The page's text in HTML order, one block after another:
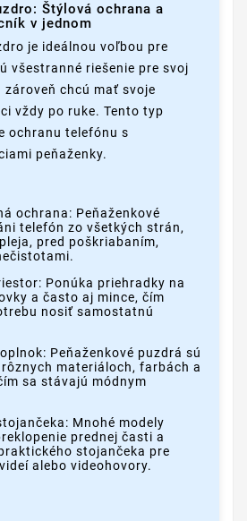
Štýlová ochrana a
v jednom
je ideálnou voľbou pre
všestranné riešenie pre svoj
chcú mať svoje
vždy po ruke. Tento typ
ochranu telefónu s
peňaženky.
ochrana: Peňaženkové
telefón zo všetkých strán,
pred poškriabaním,
Ponúka priehradky na
a často aj mince, čím
nosiť samostatnú
Peňaženkové puzdrá sú
materiáloch, farbách a
sa stávajú módnym
Mnohé modely
prednej časti a
stojančeka pre
alebo videohovory.